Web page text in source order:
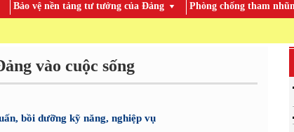
Bảo vệ nền tảng tư tưởng của Đảng Phòng chống tham
TOÀN
vào cuộc sống
bồi dưỡng kỹ năng, nghiệp vụ